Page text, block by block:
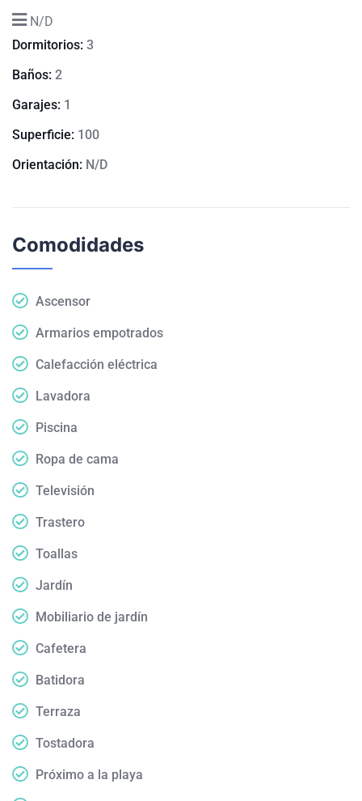
N/D
Dormitorios: 3
Baños: 2
Garajes: 1
Superficie: 100
Orientación: N/D
Comodidades
Ascensor
Armarios empotrados
Calefacción eléctrica
Lavadora
Piscina
Ropa de cama
Televisión
Trastero
Toallas
Jardín
Mobiliario de jardín
Cafetera
Batidora
Terraza
Tostadora
Próximo a la playa